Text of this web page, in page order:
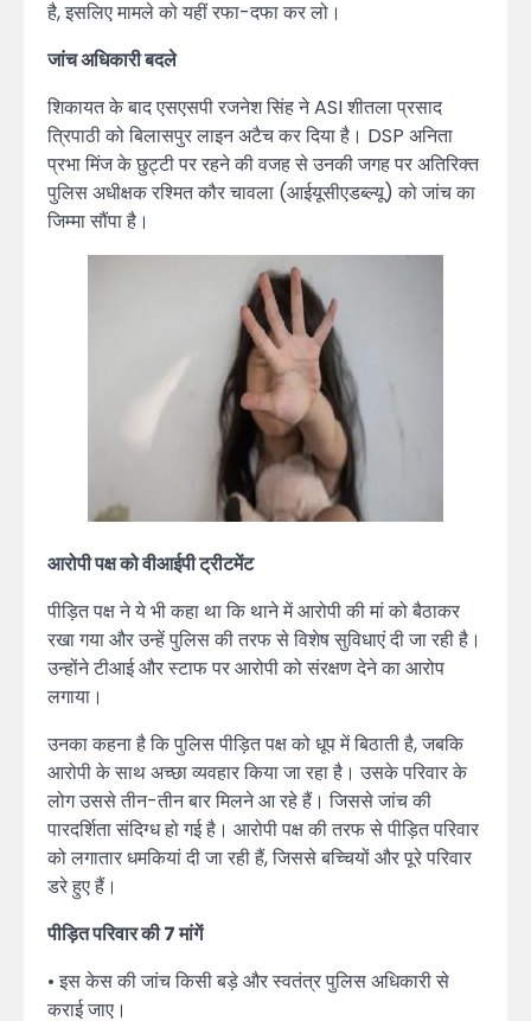
है, इसलिए मामले को यहीं रफा-दफा कर लो।
जांच अधिकारी बदले
शिकायत के बाद एसएसपी रजनेश सिंह ने ASI शीतला प्रसाद
त्रिपाठी को बिलासपुर लाइन अटैच कर दिया है। DSP अनिता
प्रभा मिंज के छुट्टी पर रहने की वजह से उनकी जगह पर अतिरिक्त
पुलिस अधीक्षक रश्मित कौर चावला (आईयूसीएडब्ल्यू) को जांच का
जिम्मा सौंपा है।
आरोपी पक्ष को वीआईपी ट्रीटमेंट
पीड़ित पक्ष ने ये भी कहा था कि थाने में आरोपी की मां को बैठाकर
रखा गया और उन्हें पुलिस की तरफ से विशेष सुविधाएं दी जा रही है।
उन्होंने टीआई और स्टाफ पर आरोपी को संरक्षण देने का आरोप
लगाया।
उनका कहना है कि पुलिस पीड़ित पक्ष को धूप में बिठाती है, जबकि
आरोपी के साथ अच्छा व्यवहार किया जा रहा है। उसके परिवार के
लोग उससे तीन-तीन बार मिलने आ रहे हैं। जिससे जांच की
पारदर्शिता संदिग्ध हो गई है। आरोपी पक्ष की तरफ से पीड़ित परिवार
को लगातार धमकियां दी जा रही हैं, जिससे बच्चियों और पूरे परिवार
डरे हुए हैं।
पीड़ित परिवार की 7 मांगें
• इस केस की जांच किसी बड़े और स्वतंत्र पुलिस अधिकारी से
कराई जाए।